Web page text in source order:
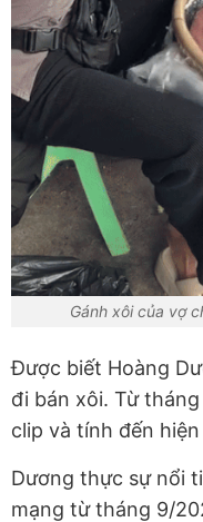
Gánh xôi của vợ
Được biết Hoàng
đi bán xôi. Từ
clip và tính đến
Dương thực sự nổi
mạng từ tháng 9/